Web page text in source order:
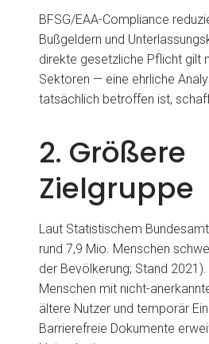
BFSG/EAA-Compliance
Bußgeldern und
direkte gesetzliche Pflicht gilt
Sektoren — eine ehrliche
tatsächlich betroffen ist,
2. Größere
Zielgruppe
Laut Statistischem
rund 7,9 Mio. Menschen
der Bevölkerung; Stand
Menschen mit nicht-
ältere Nutzer und temporär
Barrierefreie Dokumente